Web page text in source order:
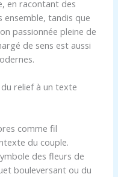
en racontant des
ensemble, tandis que
passionnée pleine de
de sens est aussi
relief à un texte
comme fil
du couple.
des fleurs de
bouleversant ou du